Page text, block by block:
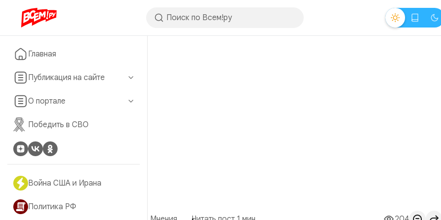
Главная
Публикация на сайте
О портале
Победить в СВО
Война США и Ирана
Политика РФ